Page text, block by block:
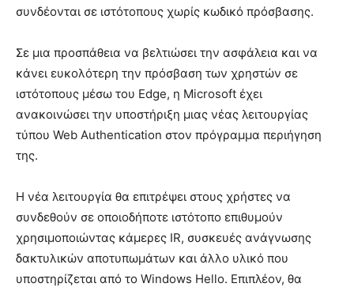
συνδέονται σε ιστότοπους χωρίς κωδικό πρόσβασης.
Σε μια προσπάθεια να βελτιώσει την ασφάλεια και να
κάνει ευκολότερη την πρόσβαση των χρηστών σε
ιστότοπους μέσω του Edge, η Microsoft έχει
ανακοινώσει την υποστήριξη μιας νέας λειτουργίας
τύπου Web Authentication στον πρόγραμμα περιήγηση
της.
Η νέα λειτουργία θα επιτρέψει στους χρήστες να
συνδεθούν σε οποιοδήποτε ιστότοπο επιθυμούν
χρησιμοποιώντας κάμερες IR, συσκευές ανάγνωσης
δακτυλικών αποτυπωμάτων και άλλο υλικό που
υποστηρίζεται από το Windows Hello. Επιπλέον, θα